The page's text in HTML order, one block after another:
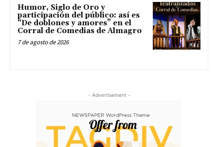
Humor, Siglo de Oro y
participación del público: así es
“De doblones y amores” en el
Corral de Comedias de Almagro
7 de agosto de 2026
- Advertisement -